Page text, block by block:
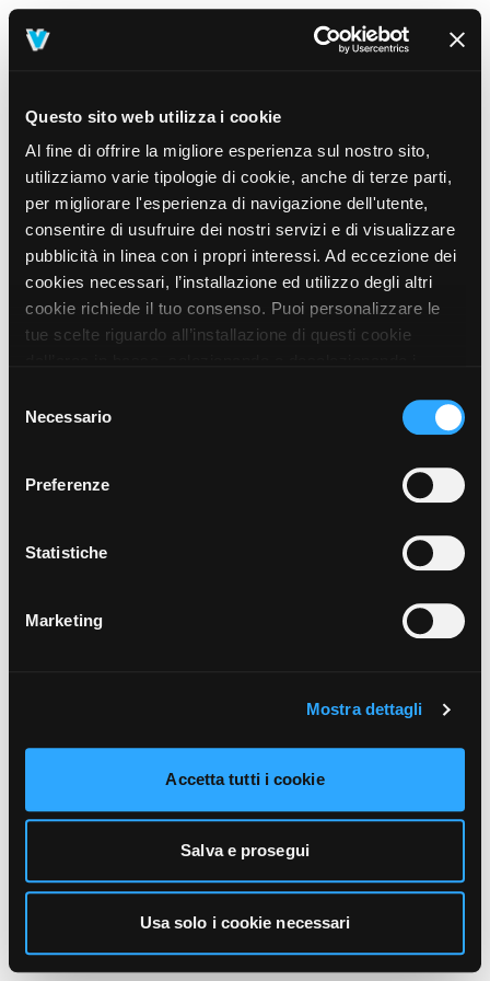
Questo sito web utilizza i cookie
Al fine di offrire la migliore esperienza sul nostro sito,
utilizziamo varie tipologie di cookie, anche di terze parti,
per migliorare l'esperienza di navigazione dell'utente,
consentire di usufruire dei nostri servizi e di visualizzare
pubblicità in linea con i propri interessi. Ad eccezione dei
cookies necessari, l’installazione ed utilizzo degli altri
cookie richiede il tuo consenso. Puoi personalizzare le
tue scelte riguardo all’installazione di questi cookie
prosegui” o decidere di accettare tutti i cookie, cliccando
sul pulsante “Accetta tutti i cookie”. Cliccando sul tasto
unicamente i cookie necessari alla navigazione. Per
funzionamento, puoi prendere visione dell’informativa
cliccando qui.
delNecessario
Preferenze
Statistiche
Marketing
Mostra dettagli
Accetta tutti i cookie
Salva e prosegui
Usa solo i cookie necessari
404